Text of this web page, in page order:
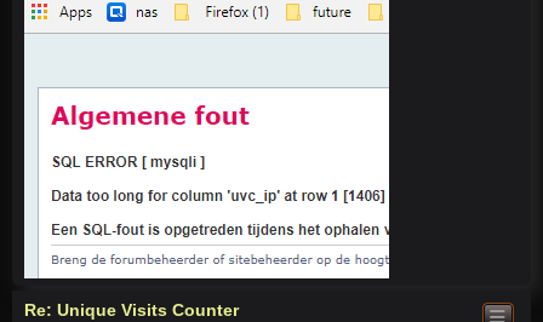
Re: Unique Visits Counter